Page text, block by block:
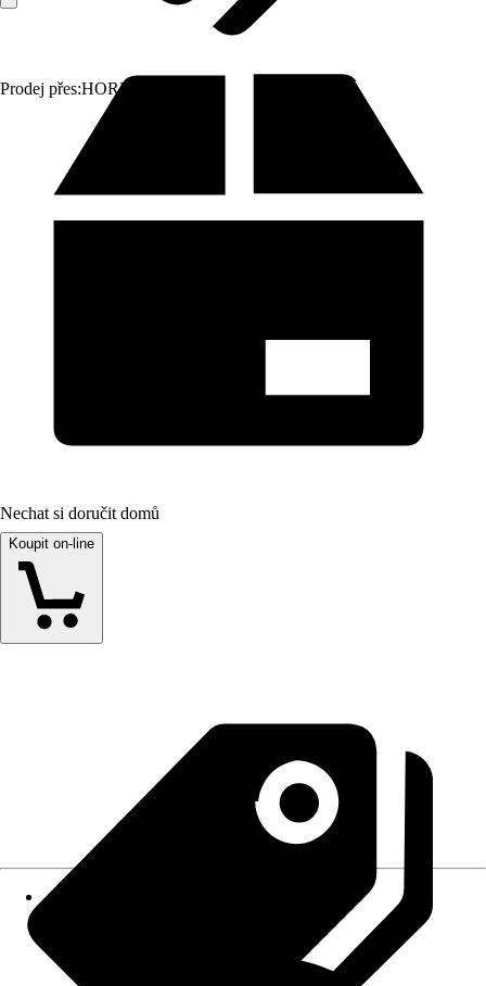
Prodej přes:HORNBACH
Nechat si doručit domů
Koupit on-line